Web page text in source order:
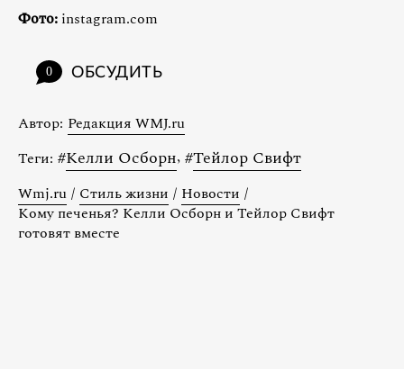
Фото: instagram.com
0 ОБСУДИТЬ
Автор: Редакция WMJ.ru
Теги: #Келли Осборн, #Тейлор Свифт
Wmj.ru / Стиль жизни / Новости /
Кому печенья? Келли Осборн и Тейлор Свифт
готовят вместе